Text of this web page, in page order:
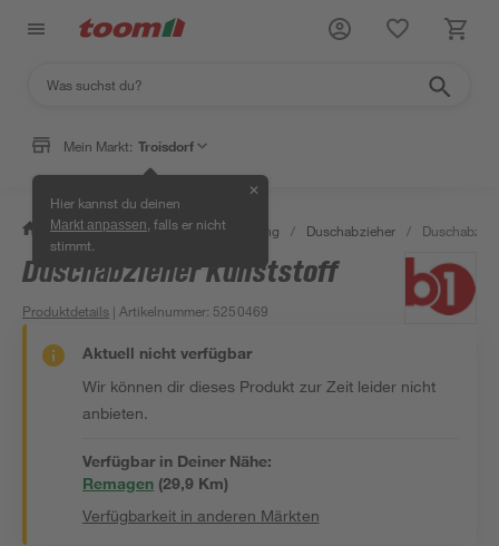
Mein Markt: Troisdorf
Hier kannst du deinen
Markt anpassen , falls er nicht
stimmt.
✕
/ Bad & Sanitär / Bad-Ausstattung / Duschabzieher /
Duschabzieher Kunststoff
Produktdetails | Artikelnummer: 5250469
Aktuell nicht verfügbar
Wir können dir dieses Produkt zur Zeit leider nicht
anbieten.
Verfügbar in Deiner Nähe:
Remagen (29,9 Km)
Verfügbarkeit in anderen Märkten